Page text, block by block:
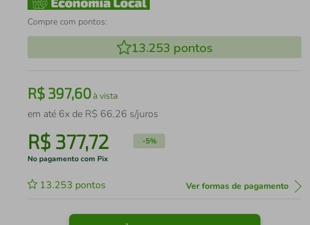
Compre com pontos:
13.253 pontos
R$397,60à vista
em até 6x de R$ 66,26 s/juros
R$ 377,72 -5%
No pagamento com Pix
13.253 pontos Ver formas de pagamento